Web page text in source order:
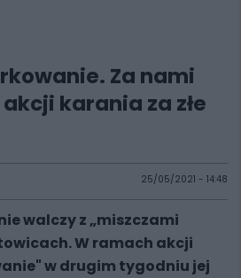
Za nami
karania za złe
25/05/2021 - 14:48
walczy z „miszczami
W ramach akcji
w drugim tygodniu jej